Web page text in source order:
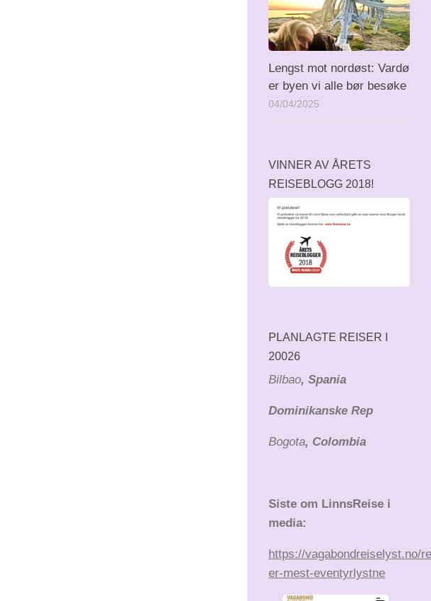
Lengst mot nordøst: Vardø
er byen vi alle bør besøke
04/04/2025
VINNER AV ÅRETS
REISEBLOGG 2018!
PLANLAGTE REISER I
20026
Bilbao, Spania
Dominikanske Rep
Bogota, Colombia
Siste om LinnsReise i
media:
https://vagabondreiselyst.no/
er-mest-eventyrlystne